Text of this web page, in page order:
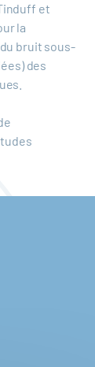
et
la
bruit sous-
des